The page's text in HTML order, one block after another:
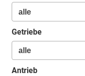
Getriebe
Antrieb